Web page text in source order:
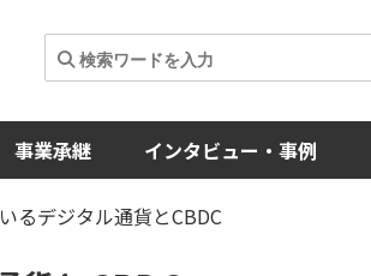
事業承継 インタビュー・事例
るデジタル通貨とCBDC